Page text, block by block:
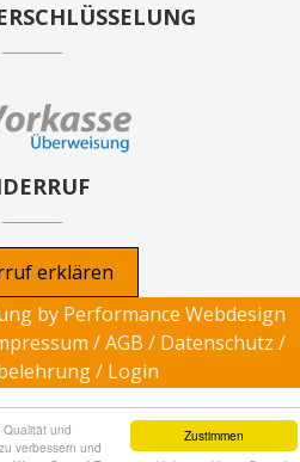
Zustimmen
und
verbessern und
erklären
by Performance Webdesign
/AGB / Datenschutz /
/ Login